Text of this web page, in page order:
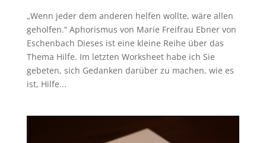
„Wenn jeder dem anderen helfen wollte, wäre allen
geholfen.“ Aphorismus von Marie Freifrau Ebner von
Eschenbach Dieses ist eine kleine Reihe über das
Thema Hilfe. Im letzten Worksheet habe ich Sie
gebeten, sich Gedanken darüber zu machen, wie es
ist, Hilfe...